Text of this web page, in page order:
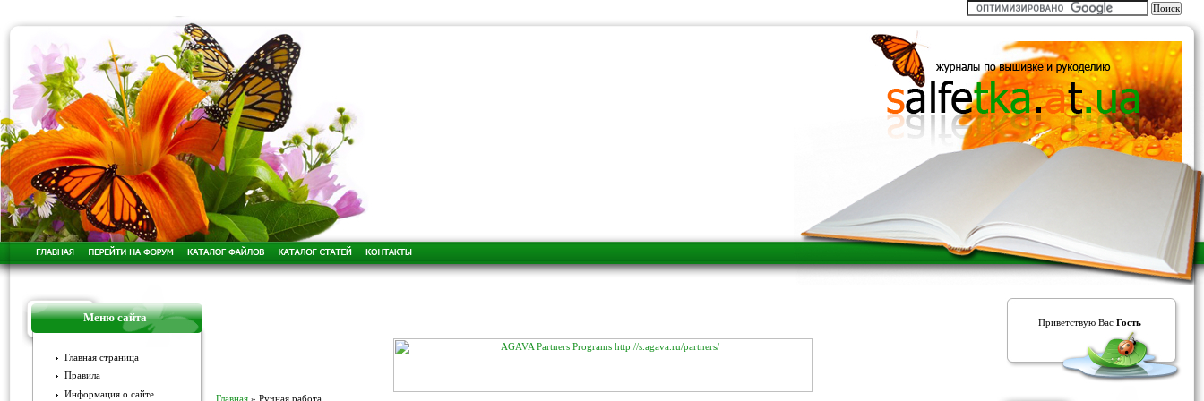
Меню сайта
Главная страница
Правила
Информация о сайте
Главная » Ручная работа
Приветствую Вас Гость